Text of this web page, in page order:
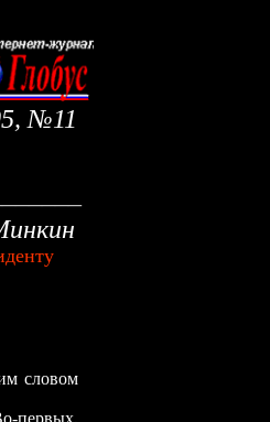
№11
словом
первых,